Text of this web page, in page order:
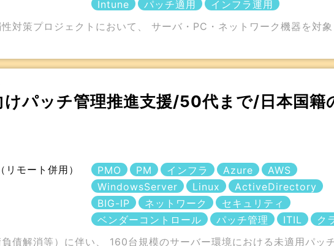
Intune
パッチ適用
インフラ運用
対策プロジェクトにおいて、 サーバ・PC・ネットワーク機器を対象
けパッチ管理推進支援/50代まで/日本国籍
リモート併用） PMO PM インフラ Azure
AWS
WindowsServer
Linux
ActiveDirectory
BIG-IP
ネットワーク
セキュリティ
ベンダーコントロール
パッチ管理 ITIL
ク
債解消等）に伴い、 160台規模のサーバー環境における未適用パッ